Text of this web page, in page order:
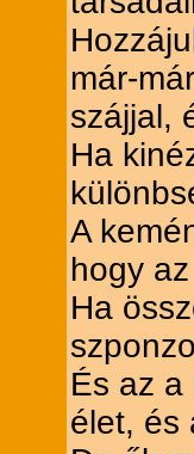
már-
szájjal,
Ha
A
hogy
Ha
És az
élet, és